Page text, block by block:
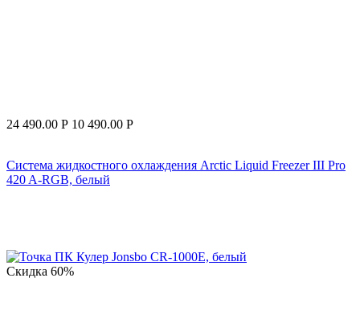
24 490.00 Р 10 490.00 Р
Система жидкостного охлаждения Arctic Liquid Freezer III Pro
420 A-RGB, белый
Скидка 60%